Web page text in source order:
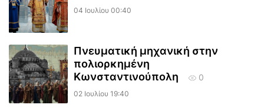
04 Ιουλίου 00:40
Πνευματική μηχανική στην
πολιορκημένη
Κωνσταντινούπολη
0
02 Ιουλίου 19:40